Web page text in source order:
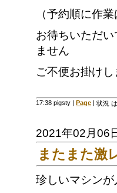
（予約順に作
お待ちいただ
ません
ご不便お掛け
17:38 pigsty | Page | 状況 は
2021年02月06
またまた
珍しいマシン